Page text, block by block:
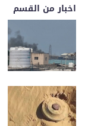
اخبار من القسم